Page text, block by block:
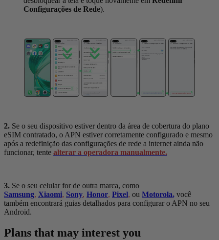
Configurações de Rede).
2. Se o seu dispositivo estiver dentro da área de cobertura do plano
eSIM contratado, o APN estiver corretamente configurado e mesmo
após a redefinição das configurações de rede a internet ainda não
funcionar, tente alterar a operadora manualmente.
3. Se o seu celular for de outra marca, como
Samsung, Xiaomi, Sony, Honor, Pixel, ou Motorola, você
também encontrará guias detalhados para configurar o APN no seu
Android.
Plans that may interest you